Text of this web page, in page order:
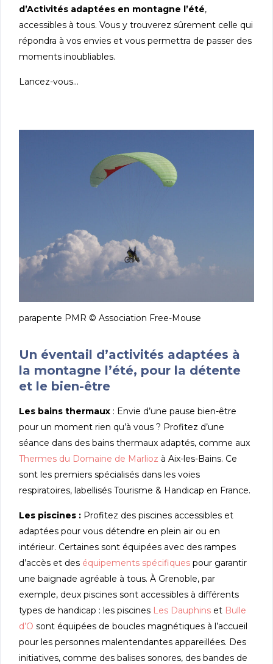
d’Activités adaptées en montagne l’été,
accessibles à tous. Vous y trouverez sûrement celle qui
répondra à vos envies et vous permettra de passer des
moments inoubliables.
Lancez-vous…
parapente PMR © Association Free-Mouse
Un éventail d’activités adaptées à
la montagne l’été, pour la détente
et le bien-être
Les bains thermaux : Envie d’une pause bien-être
pour un moment rien qu’à vous ? Profitez d’une
séance dans des bains thermaux adaptés, comme aux
Thermes du Domaine de Marlioz à Aix-les-Bains. Ce
sont les premiers spécialisés dans les voies
respiratoires, labellisés Tourisme & Handicap en France.
Les piscines : Profitez des piscines accessibles et
adaptées pour vous détendre en plein air ou en
intérieur. Certaines sont équipées avec des rampes
d’accès et des équipements spécifiques pour garantir
une baignade agréable à tous. À Grenoble, par
exemple, deux piscines sont accessibles à différents
types de handicap : les piscines Les Dauphins et Bulle
d’O sont équipées de boucles magnétiques à l’accueil
pour les personnes malentendantes appareillées. Des
initiatives, comme des balises sonores, des bandes de